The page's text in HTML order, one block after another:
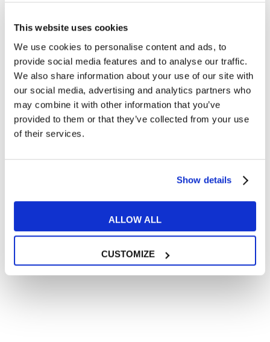
This website uses cookies
We use cookies to personalise content and ads, to
provide social media features and to analyse our traffic.
We also share information about your use of our site with
our social media, advertising and analytics partners who
may combine it with other information that you’ve
provided to them or that they’ve collected from your use
of their services.
Show details
ALLOW ALL
CUSTOMIZE
Articoli dedicati alla grammatica inglese
Articoli dedicati a inglese nel mondo del lavoro
Articoli con tips e new sulla lingua inglese
Articoli divertenti su film e musica
In quanto di età superiore ai 16 anni, dichiaro di acconsentire
al trattamento dei miei dati personali in conformità
all’informativa privacy.
Desidero ricevere comunicazioni commerciali e promozionali